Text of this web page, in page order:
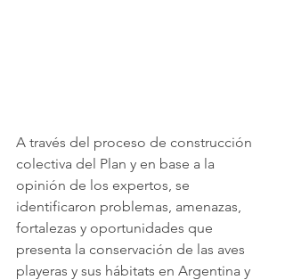
A través del proceso de construcción
colectiva del Plan y en base a la
opinión de los expertos, se
identificaron problemas, amenazas,
fortalezas y oportunidades que
presenta la conservación de las aves
playeras y sus hábitats en Argentina y